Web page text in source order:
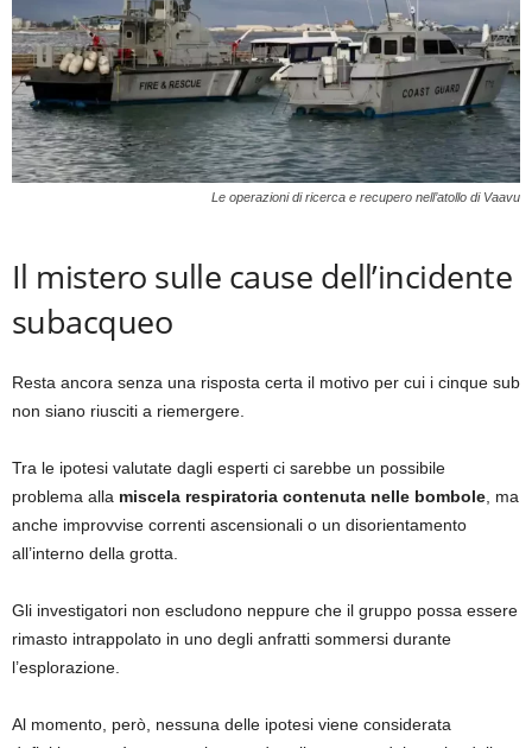
Le operazioni di ricerca e recupero nell’atollo di Vaavu
Il mistero sulle cause dell’incidente
subacqueo
Resta ancora senza una risposta certa il motivo per cui i cinque sub
non siano riusciti a riemergere.
Tra le ipotesi valutate dagli esperti ci sarebbe un possibile
problema alla miscela respiratoria contenuta nelle bombole , ma
anche improvvise correnti ascensionali o un disorientamento
all’interno della grotta.
Gli investigatori non escludono neppure che il gruppo possa essere
rimasto intrappolato in uno degli anfratti sommersi durante
l’esplorazione.
Al momento, però, nessuna delle ipotesi viene considerata